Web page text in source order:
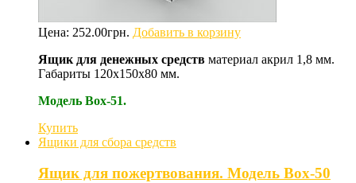
Цена: 252.00грн. Добавить в корзину
Ящик для денежных средств материал акрил 1,8 мм.
Габариты 120х150х80 мм.
Модель Box-51.
Купить
Ящики для сбора средств
Ящик для пожертвования. Модель Box-50